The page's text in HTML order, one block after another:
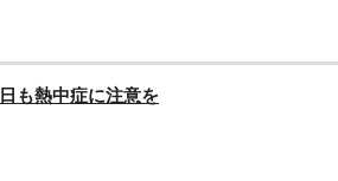
も熱中症に注意を